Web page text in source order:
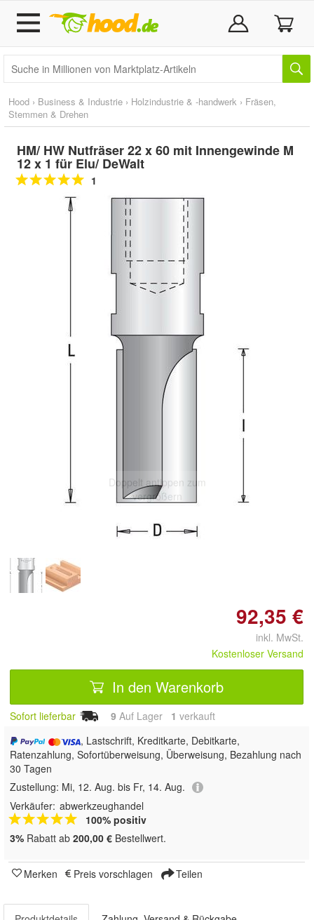
Hood › Business & Industrie › Holzindustrie & -handwerk › Fräsen,
Stemmen & Drehen
HM/ HW Nutfräser 22 x 60 mit Innengewinde M
12 x 1 für Elu/ DeWalt
1
Doppelt antippen zum
vergrößern
92,35 €
inkl. MwSt.
Kostenloser Versand
In den Warenkorb
Sofort lieferbar 9 Auf Lager 1 verkauft
, Lastschrift, Kreditkarte, Debitkarte,
Ratenzahlung, Sofortüberweisung, Überweisung, Bezahlung nach
30 Tagen
Zustellung: Mi, 12. Aug. bis Fr, 14. Aug.
Verkäufer: abwerkzeughandel
100% positiv
3% Rabatt ab 200,00 € Bestellwert.
Merken Preis vorschlagen Teilen